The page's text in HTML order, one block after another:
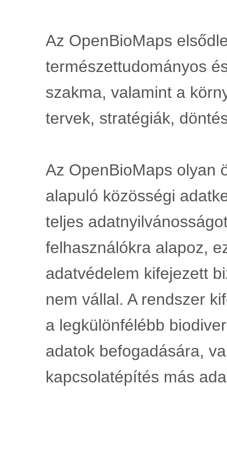
Az OpenBioMaps
természettudományos
szakma, valamint a
tervek, stratégiák,
Az OpenBioMaps olyan
alapuló közösségi
teljes
felhasználókra alapoz,
adatvédelem kifejezett
nem vállal. A rendszer
a legkülönfélébb
adatok befogadására,
kapcsolatépítés más